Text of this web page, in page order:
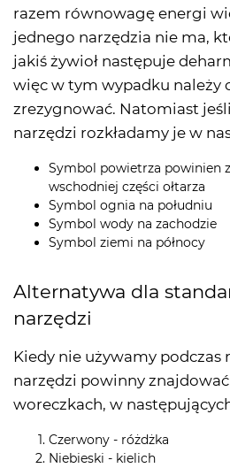
razem równowagę energi
jednego narzędzia nie ma,
jakiś żywioł następuje
więc w tym wypadku należy
zrezygnować. Natomiast
narzędzi rozkładamy je w
Symbol powietrza powinien
wschodniej części ołtarza
Symbol ognia na południu
Symbol wody na zachodzie
Symbol ziemi na północy
Alternatywa dla
narzędzi
Kiedy nie używamy podczas
narzędzi powinny
woreczkach, w
Czerwony - różdżka
Niebieski - kielich